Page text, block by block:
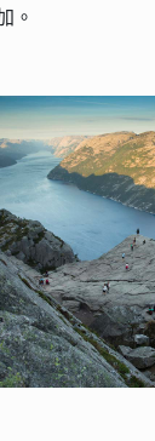
。